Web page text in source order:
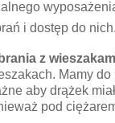
i dostęp do nich.
z
Mamy do
aby drążek
pod